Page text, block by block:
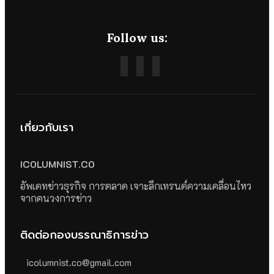
Follow us:
เกี่ยวกับเรา
ICOLUMNIST.CO
อัพเดทข่าวธุรกิจ การตลาด เจาะลึกเทรนด์ความเคลื่อนไหว
จากคนวงการข่าว
ติดต่อกองบรรณาธิการข่าว
icolumnist.co@gmail.com